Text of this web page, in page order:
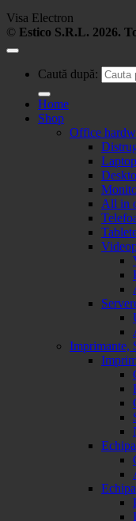
Visa Electron
© Estico S.R.L. 2026.
Caută după:
Home
Shop
Office
All in
Imprimante,